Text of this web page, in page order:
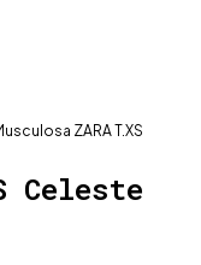
ZARA T.XS
Celeste